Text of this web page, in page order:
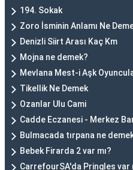
194. Sokak
Zoro İsminin Anlamı Ne
Denizli Siirt Arası Kaç Km
Mojna ne demek?
Mevlana Mest-i Aşk
Tikellik Ne Demek
Ozanlar Ulu Cami
Cadde Eczanesi - Merkez
Bulmacada tırpana ne
Bebek Firarda 2 var mı?
CarrefourSA'da Pringles var